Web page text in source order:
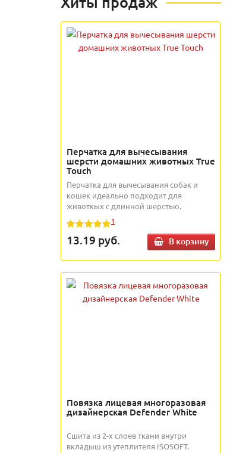
Перчатка для вычесывания
шерсти домашних животных True
Touch
Перчатка для вычесывания собак и
кошек идеально подходит для
животкых с длинной шерстью.
1
13.19 руб. В корзину
Повязка лицевая многоразовая
дизайнерская Defender White
Сшита из 2-х слоев ткани внутри
вкладыш из утеплителя ISOSOFT.